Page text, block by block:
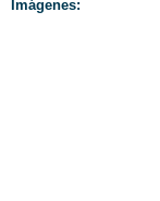
Imágenes: